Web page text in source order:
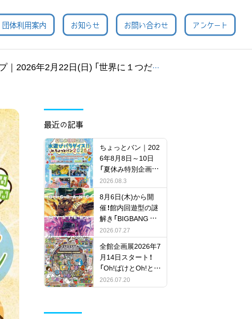
団体利用案内 お知らせ お問い合わせ アンケート
日(日) 「世界に１つだけ！米袋リュックをつくろう！」
最近の記事
ちょっとバン｜202
6年8月8日～10日
「夏休み特別企画
水遊びパラダイ
ス!!」
2026.08.3
8月6日(木)から開
催！館内回遊型の謎
解き「BIGBANG MY
STERY」
2026.07.27
全館企画展2026年7
月14日スタート！
「Oh!ばけとOh!とも
だちにならない
怪？」
2026.07.20